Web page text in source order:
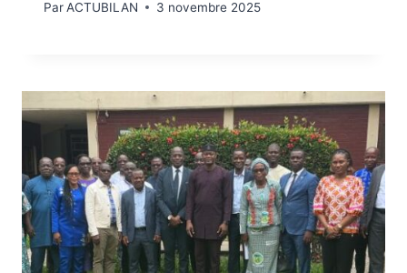
ParACTUBILAN 3 novembre 2025